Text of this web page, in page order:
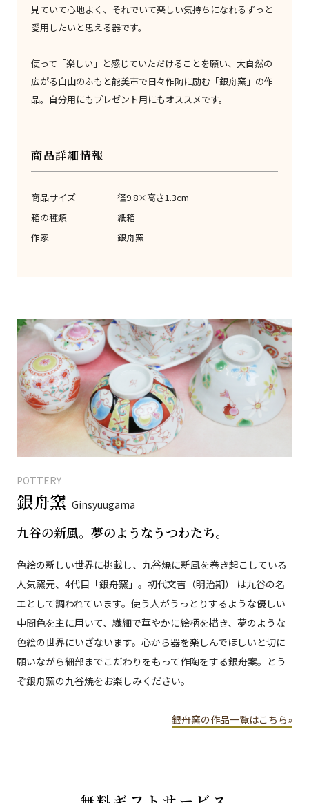
見ていて心地よく、それでいて楽しい気持ちになれるずっと
愛用したいと思える器です。
使って「楽しい」と感じていただけることを願い、大自然の
広がる白山のふもと能美市で日々作陶に励む「銀舟窯」の作
品。自分用にもプレゼント用にもオススメです。
商品詳細情報
商品サイズ
径9.8×高さ1.3cm
箱の種類
紙箱
作家
銀舟窯
POTTERY
銀舟窯 Ginsyuugama
九谷の新風。夢のようなうつわたち。
色絵の新しい世界に挑載し、九谷焼に新風を巻き起こしている
人気窯元、4代目「銀舟窯」。初代文吉（明治期） は九谷の名
エとして調われています。使う人がうっとりするような優しい
中間色を主に用いて、繊細で華やかに絵柄を描き、夢のような
色絵の世界にいざないます。心から器を楽しんでほしいと切に
願いながら細部までこだわりをもって作陶をする銀舟案。とう
ぞ銀舟窯の九谷焼をお楽しみください。
銀舟窯の作品一覧はこちら»